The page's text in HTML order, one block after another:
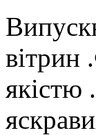
вітрин
якістю